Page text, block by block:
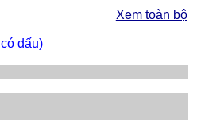
Xem toàn bộ
dấu)